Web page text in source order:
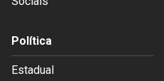
Política
Estadual